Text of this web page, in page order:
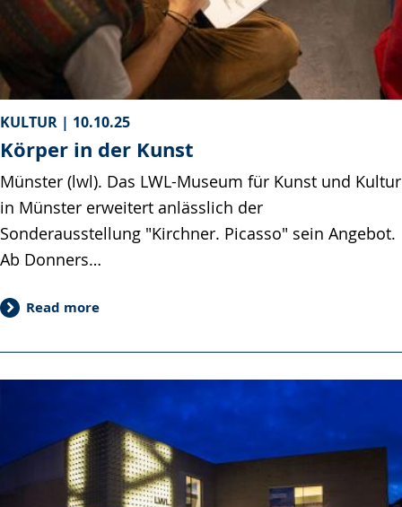
KULTUR | 10.10.25
Körper in der Kunst
Münster (lwl). Das LWL-Museum für Kunst und Kultur
in Münster erweitert anlässlich der
Sonderausstellung "Kirchner. Picasso" sein Angebot.
Ab Donners…
Read more